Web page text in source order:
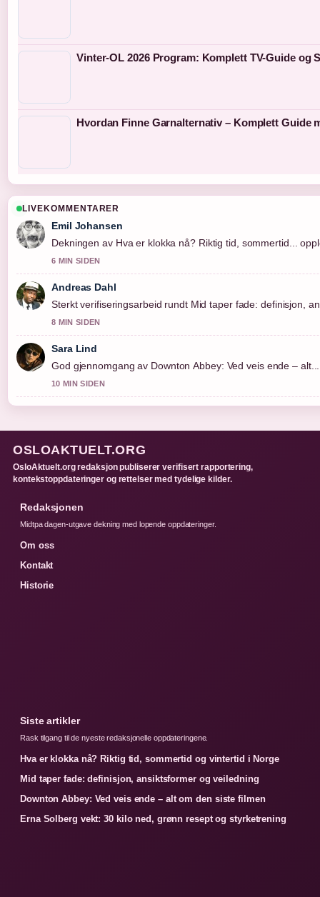
Vinter-OL 2026 Program: Komplett TV-Guide og
Hvordan Finne Garnalternativ – Komplett Guide
LIVEKOMMENTARER
Emil Johansen
Dekningen av Hva er klokka nå? Riktig tid, sommertid...
6 MIN SIDEN
Andreas Dahl
Sterkt verifiseringsarbeid rundt Mid taper fade: definisjon,
8 MIN SIDEN
Sara Lind
God gjennomgang av Downton Abbey: Ved veis ende –
10 MIN SIDEN
OSLOAKTUELT.ORG
OsloAktuelt.org redaksjon publiserer verifisert rapportering,
kontekstoppdateringer og rettelser med tydelige kilder.
Redaksjonen
Midtpa dagen-utgave dekning med lopende oppdateringer.
Om oss
Kontakt
Historie
Siste artikler
Rask tilgang til de nyeste redaksjonelle oppdateringene.
Hva er klokka nå? Riktig tid, sommertid og vintertid i Norge
Mid taper fade: definisjon, ansiktsformer og veiledning
Downton Abbey: Ved veis ende – alt om den siste filmen
Erna Solberg vekt: 30 kilo ned, grønn resept og styrketrening